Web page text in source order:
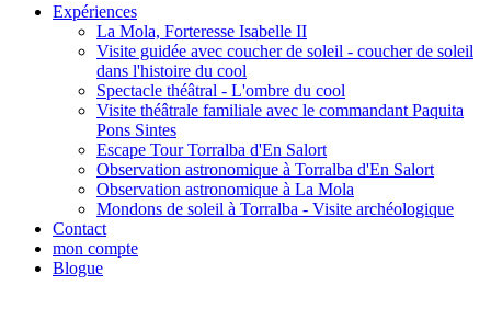
Expériences
La Mola, Forteresse Isabelle II
Visite guidée avec coucher de soleil - coucher de soleil
dans l'histoire du cool
Spectacle théâtral - L'ombre du cool
Visite théâtrale familiale avec le commandant Paquita
Pons Sintes
Escape Tour Torralba d'En Salort
Observation astronomique à Torralba d'En Salort
Observation astronomique à La Mola
Mondons de soleil à Torralba - Visite archéologique
Contact
mon compte
Blogue